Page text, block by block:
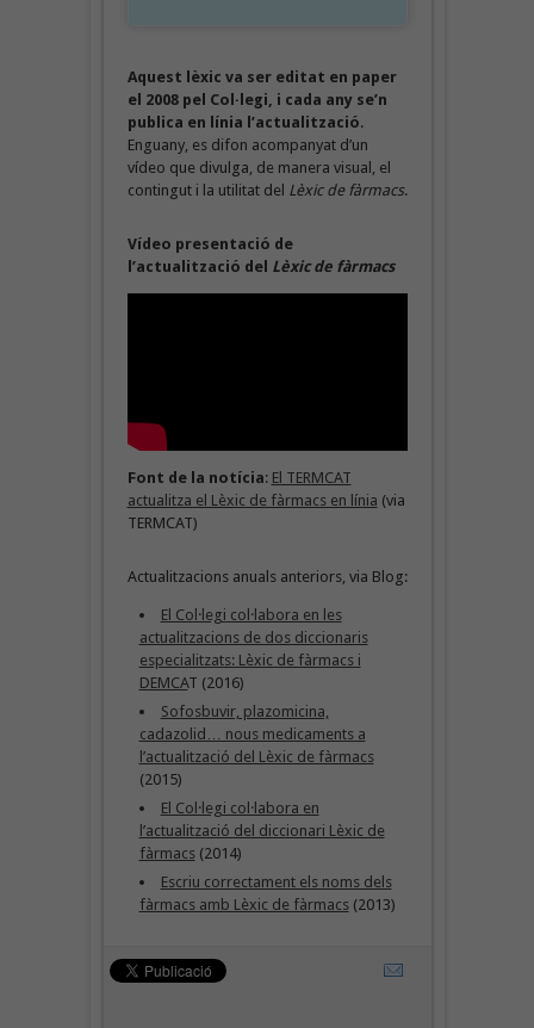
Aquest lèxic va ser editat en paper
el 2008 pel Col·legi, i cada any se’n
publica en línia l’actualització.
Enguany, es difon acompanyat d’un
vídeo que divulga, de manera visual, el
contingut i la utilitat del Lèxic de fàrmacs.
Vídeo presentació de
l’actualització del Lèxic de fàrmacs
Font de la notícia: El TERMCAT
actualitza el Lèxic de fàrmacs en línia (via
TERMCAT)
Actualitzacions anuals anteriors, via Blog:
El Col·legi col·labora en les
actualitzacions de dos diccionaris
especialitzats: Lèxic de fàrmacs i
DEMCAT (2016)
Sofosbuvir, plazomicina,
cadazolid… nous medicaments a
l’actualització del Lèxic de fàrmacs
(2015)
El Col·legi col·labora en
l’actualització del diccionari Lèxic de
fàrmacs(2014)
Escriu correctament els noms dels
fàrmacs amb Lèxic de fàrmacs(2013)